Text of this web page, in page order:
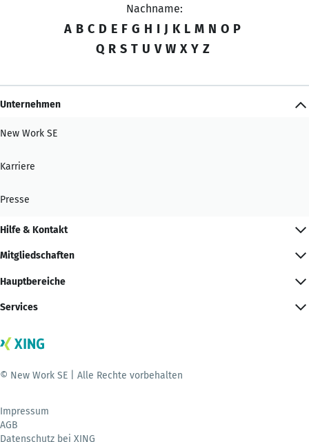
Nachname:
A B C D E F G H I J K L M N O P
Q R S T U V W X Y Z
Unternehmen
New Work SE
Karriere
Presse
Hilfe & Kontakt
Mitgliedschaften
Hauptbereiche
Services
© New Work SE | Alle Rechte vorbehalten
Impressum
AGB
Datenschutz bei XING